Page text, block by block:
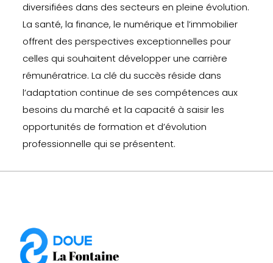
diversifiées dans des secteurs en pleine évolution.
La santé, la finance, le numérique et l’immobilier
offrent des perspectives exceptionnelles pour
celles qui souhaitent développer une carrière
rémunératrice. La clé du succès réside dans
l’adaptation continue de ses compétences aux
besoins du marché et la capacité à saisir les
opportunités de formation et d’évolution
professionnelle qui se présentent.